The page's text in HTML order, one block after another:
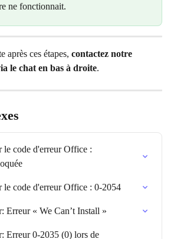
ne fonctionnait.
après ces étapes, contactez notre
le chat en bas à droite.
code d'erreur Office :
le code d'erreur Office : 0-2054
Erreur « We Can’t Install »
Erreur 0-2035 (0) lors de